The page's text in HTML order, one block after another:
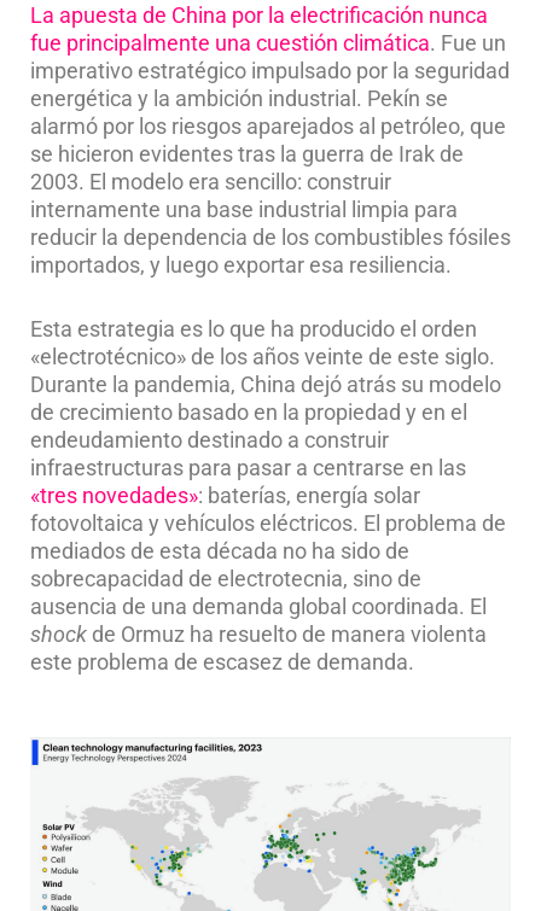
La apuesta de China por la electrificación nunca
fue principalmente una cuestión climática. Fue un
imperativo estratégico impulsado por la seguridad
energética y la ambición industrial. Pekín se
alarmó por los riesgos aparejados al petróleo, que
se hicieron evidentes tras la guerra de Irak de
2003. El modelo era sencillo: construir
internamente una base industrial limpia para
reducir la dependencia de los combustibles fósiles
importados, y luego exportar esa resiliencia.
Esta estrategia es lo que ha producido el orden
«electrotécnico» de los años veinte de este siglo.
Durante la pandemia, China dejó atrás su modelo
de crecimiento basado en la propiedad y en el
endeudamiento destinado a construir
infraestructuras para pasar a centrarse en las
«tres novedades»: baterías, energía solar
fotovoltaica y vehículos eléctricos. El problema de
mediados de esta década no ha sido de
sobrecapacidad de electrotecnia, sino de
ausencia de una demanda global coordinada. El
shock de Ormuz ha resuelto de manera violenta
este problema de escasez de demanda.